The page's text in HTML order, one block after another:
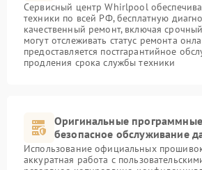
Сервисный центр Whirlpool
техники по всей РФ, бесплатную
качественный ремонт, включая
могут отслеживать статус ремонта
предоставляется постгарантийное
продления срока службы техники
Оригинальные
безопасное обслуживание
Использование официальных
аккуратная работа с